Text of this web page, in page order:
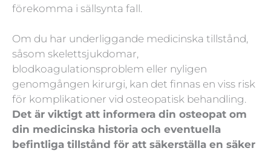
förekomma i sällsynta fall.
Om du har underliggande medicinska tillstånd,
såsom skelettsjukdomar,
blodkoagulationsproblem eller nyligen
genomgången kirurgi, kan det finnas en viss risk
för komplikationer vid osteopatisk behandling.
Det är viktigt att informera din osteopat om
din medicinska historia och eventuella
befintliga tillstånd för att säkerställa en säker